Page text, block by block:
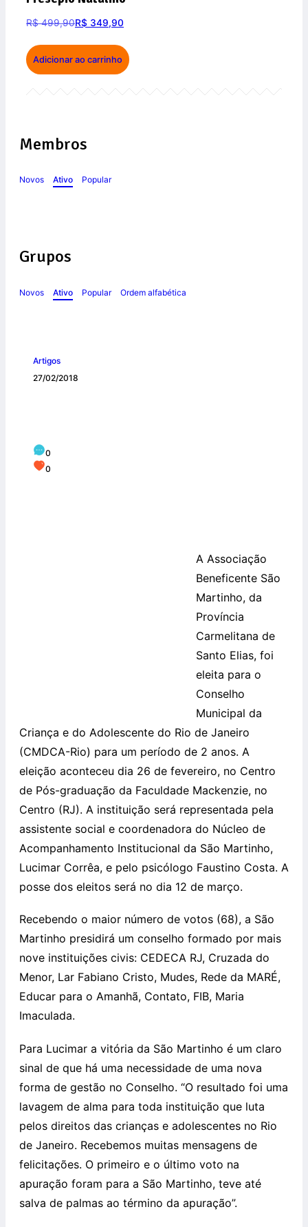
R$499,90R$ 349,90
Adicionar ao carrinho
Membros
Novos Ativo Popular
Grupos
Novos Ativo Popular Ordem alfabética
Artigos
27/02/2018
0
0
A Associação
Beneficente São
Martinho, da
Província
Carmelitana de
Santo Elias, foi
eleita para o
Conselho
Municipal da
Criança e do Adolescente do Rio de Janeiro
(CMDCA-Rio) para um período de 2 anos. A
eleição aconteceu dia 26 de fevereiro, no Centro
de Pós-graduação da Faculdade Mackenzie, no
Centro (RJ). A instituição será representada pela
assistente social e coordenadora do Núcleo de
Acompanhamento Institucional da São Martinho,
Lucimar Corrêa, e pelo psicólogo Faustino Costa. A
posse dos eleitos será no dia 12 de março.
Recebendo o maior número de votos (68), a São
Martinho presidirá um conselho formado por mais
nove instituições civis: CEDECA RJ, Cruzada do
Menor, Lar Fabiano Cristo, Mudes, Rede da MARÉ,
Educar para o Amanhã, Contato, FIB, Maria
Imaculada.
Para Lucimar a vitória da São Martinho é um claro
sinal de que há uma necessidade de uma nova
forma de gestão no Conselho. “O resultado foi uma
lavagem de alma para toda instituição que luta
pelos direitos das crianças e adolescentes no Rio
de Janeiro. Recebemos muitas mensagens de
felicitações. O primeiro e o último voto na
apuração foram para a São Martinho, teve até
salva de palmas ao término da apuração”.